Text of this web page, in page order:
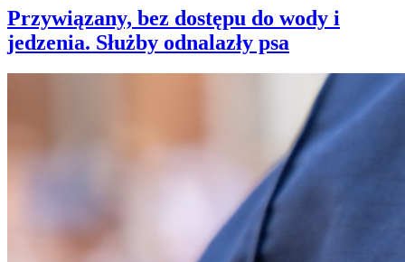
Przywiązany, bez dostępu do wody i
jedzenia. Służby odnalazły psa